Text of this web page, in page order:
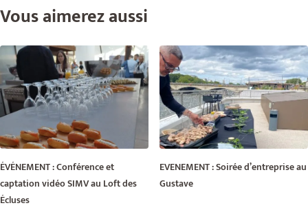
Vous aimerez aussi
ÉVÉNEMENT : Conférence et
captation vidéo SIMV au Loft des
Écluses
EVENEMENT : Soirée d’entreprise au
Gustave